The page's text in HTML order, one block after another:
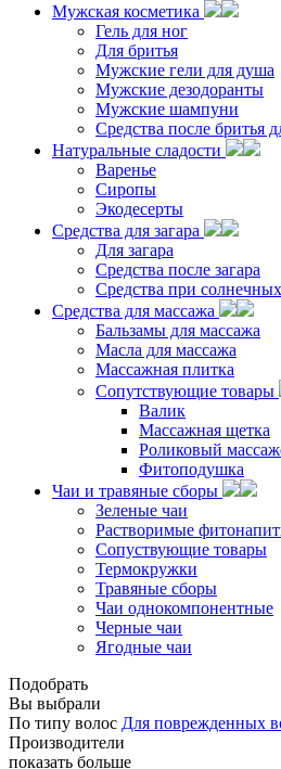
Мужская косметика
Гель для ног
Для бритья
Мужские гели для душа
Мужские дезодоранты
Мужские шампуни
Средства после бритья
Натуральные сладости
Варенье
Сиропы
Экодесерты
Средства для загара
Для загара
Средства после загара
Средства при
Средства для массажа
Бальзамы для массажа
Масла для массажа
Массажная плитка
Сопутствующие товары
Валик
Массажная щетка
Роликовый
Фитоподушка
Чаи и травяные сборы
Зеленые чаи
Растворимые
Сопуствующие товары
Термокружки
Травяные сборы
Чаи однокомпонентные
Черные чаи
Ягодные чаи
Подобрать
Вы выбрали
По типу волос Для поврежденных
Производители
показать больше